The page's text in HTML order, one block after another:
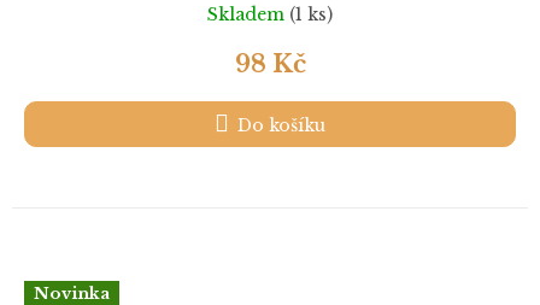
Skladem (1 ks)
98 Kč
Do košíku
Novinka